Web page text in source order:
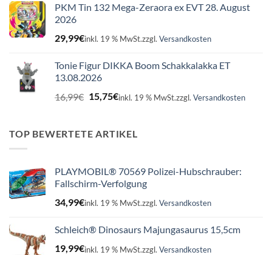
PKM Tin 132 Mega-Zeraora ex EVT 28. August
2026
29,99€inkl. 19 % MwSt.zzgl. Versandkosten
Tonie Figur DIKKA Boom Schakkalakka ET
13.08.2026
16,99€ Ursprünglicher
16,99€
15,75€Aktueller
15,75€.
inkl. 19 % MwSt.zzgl. Versandkosten
TOP BEWERTETE ARTIKEL
PLAYMOBIL® 70569 Polizei-Hubschrauber:
Fallschirm-Verfolgung
34,99€inkl. 19 % MwSt.zzgl. Versandkosten
Schleich® Dinosaurs Majungasaurus 15,5cm
19,99€inkl. 19 % MwSt.zzgl. Versandkosten